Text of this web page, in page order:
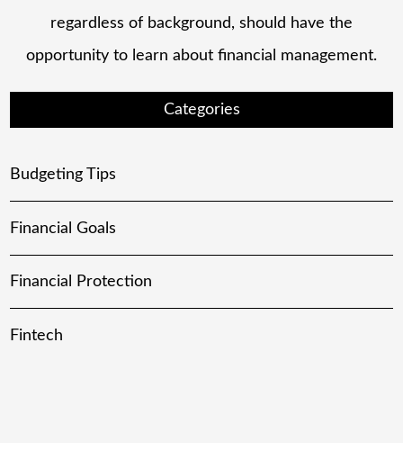
regardless of background, should have the
opportunity to learn about financial management.
Categories
Budgeting Tips
Financial Goals
Financial Protection
Fintech